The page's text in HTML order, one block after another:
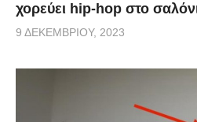
χορεύει hip-hop στο
9 ΔΕΚΕΜΒΡΊΟΥ, 2023